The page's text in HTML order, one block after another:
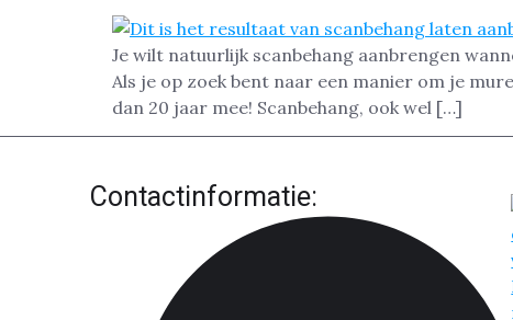
Je wilt natuurlijk scanbehang aanbrengen
Als je op zoek bent naar een manier om je
dan 20 jaar mee! Scanbehang, ook wel […]
Contactinformatie: